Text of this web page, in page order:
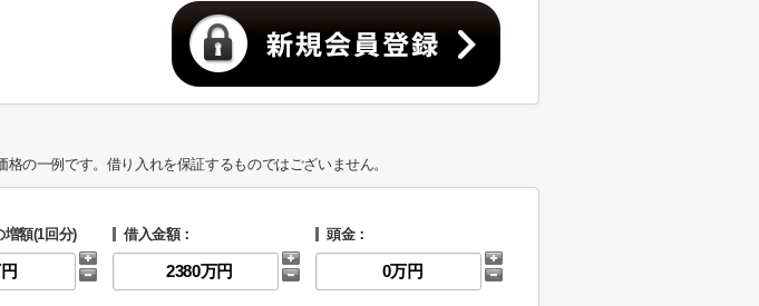
の一例です。借り入れを保証するものではございません。
増額(1回分) 借入金額： 頭金：